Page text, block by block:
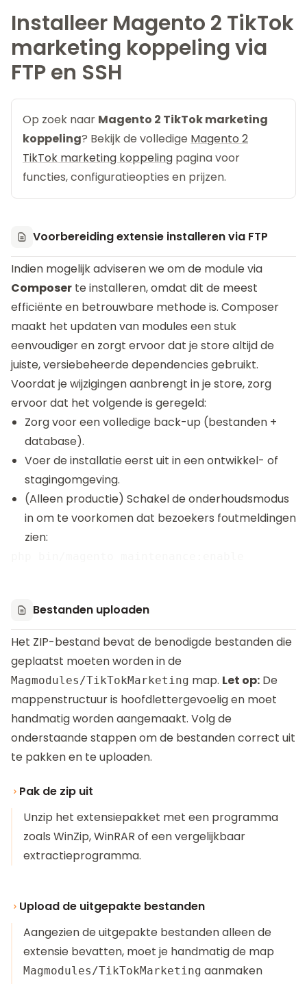
Installeer Magento 2 TikTok
marketing koppeling via
FTP en SSH
Op zoek naar Magento 2 TikTok marketing
koppeling? Bekijk de volledige Magento 2
TikTok marketing koppeling pagina voor
functies, configuratieopties en prijzen.
Voorbereiding extensie installeren via FTP
Indien mogelijk adviseren we om de module via
Composer te installeren, omdat dit de meest
efficiënte en betrouwbare methode is. Composer
maakt het updaten van modules een stuk
eenvoudiger en zorgt ervoor dat je store altijd de
juiste, versiebeheerde dependencies gebruikt.
Voordat je wijzigingen aanbrengt in je store, zorg
ervoor dat het volgende is geregeld:
Zorg voor een volledige back-up (bestanden +
database).
Voer de installatie eerst uit in een ontwikkel- of
stagingomgeving.
(Alleen productie) Schakel de onderhoudsmodus
in om te voorkomen dat bezoekers foutmeldingen
zien:
Bestanden uploaden
Het ZIP-bestand bevat de benodigde bestanden die
geplaatst moeten worden in de
Magmodules/TikTokMarketing map. Let op: De
mappenstructuur is hoofdlettergevoelig en moet
handmatig worden aangemaakt. Volg de
onderstaande stappen om de bestanden correct uit
te pakken en te uploaden.
Pak de zip uit
Unzip het extensiepakket met een programma
zoals WinZip, WinRAR of een vergelijkbaar
extractieprogramma.
Upload de uitgepakte bestanden
Aangezien de uitgepakte bestanden alleen de
extensie bevatten, moet je handmatig de map
Magmodules/TikTokMarketing aanmaken